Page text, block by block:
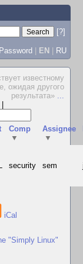
[?]
| EN | RU
известному
ожидая другого
результата» ...
Comp
▼
Assignee
▼
security sem
iCal
"Simply Linux"